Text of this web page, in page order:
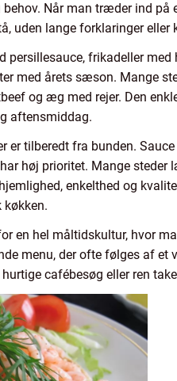
Når man træder ind på
uden lange forklaringer eller
frikadeller med
med årets sæson. Mange
og æg med rejer. Den
aftensmiddag.
er tilberedt fra bunden.
høj prioritet. Mange
enkelthed og
køkken.
en hel måltidskultur, hvor
menu, der ofte følges af et
cafébesøg eller ren